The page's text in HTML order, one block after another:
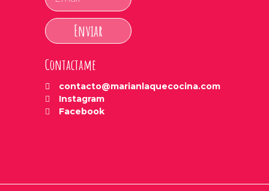
Enviar
Contactame
contacto@marianlaquecocina.com
Instagram
Facebook